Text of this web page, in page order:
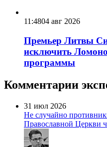
11:4804 авг 2026
Премьер Литвы
исключить
программы
Комментарии
31 июл 2026
Не случайно
Православной Церкви